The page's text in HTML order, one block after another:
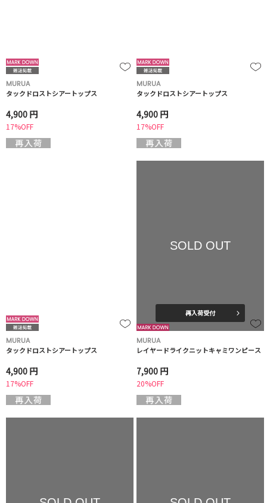
MURUA
タックドロストシアートップス
4,900 円
17%OFF
MURUA
タックドロストシアートップス
4,900 円
17%OFF
MURUA
タックドロストシアートップス
4,900 円
17%OFF
SOLD OUT
再入荷受付
MURUA
レイヤードライクニットキャミワンピース
7,900 円
20%OFF